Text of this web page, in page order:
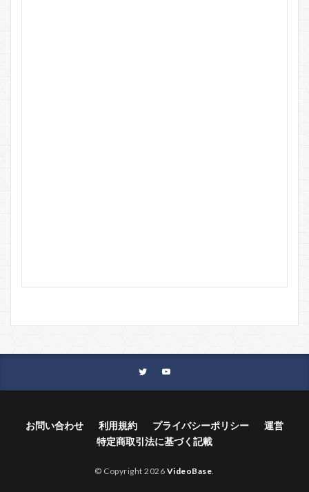
お問い合わせ 利用規約 プライバシーポリシー
運営
特定商取引法に基づく記載
© Copyright 2026 VideoBase.